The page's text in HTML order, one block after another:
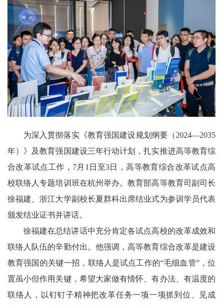
为深入贯彻落实《教育强国建设规划纲要（2024—2035
年）》及教育强国建设三年行动计划，扎实推进高等教育综
合改革试点工作，7月1日至3日，高等教育综合改革试点高
校联络人专题培训班在杭州举办。教育部高等教育司副司长
徐福建、浙江大学副校长夏群科出席结业式为参训学员代表
颁发结业证书并讲话。
徐福建在总结讲话中充分肯定各试点高校的改革成效和
联络人队伍的辛勤付出。他强调，高等教育综合改革是建设
教育强国的关键一招，联络人是试点工作的“毛细血管”，位
置虽小但作用关键，希望大家做有情怀、有办法、有温度的
联络人，以钉钉子精神把改革任务一项一项抓到位、见成